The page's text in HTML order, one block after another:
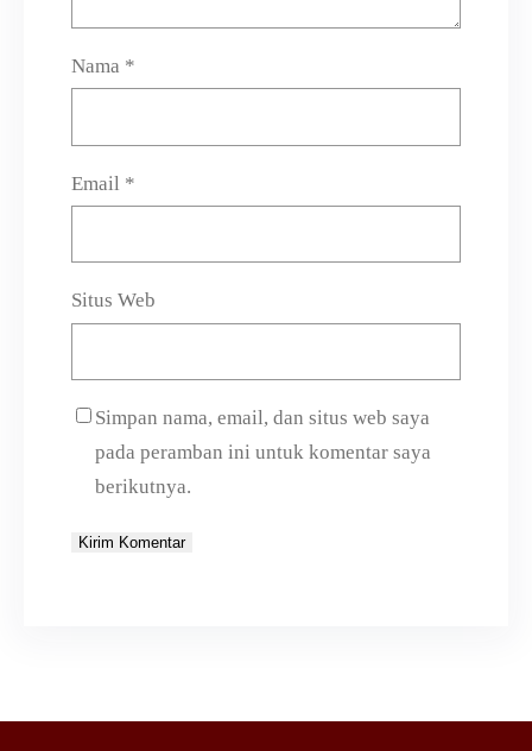
Nama *
Email *
Situs Web
Simpan nama, email, dan situs web saya
pada peramban ini untuk komentar saya
berikutnya.